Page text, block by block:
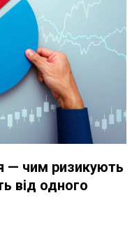
— чим ризикують
від одного